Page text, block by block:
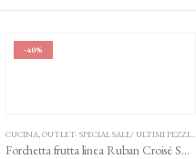
-40%
CUCINA,OUTLET- SPECIAL SALE/ ULTIMI PEZZI,
Forchetta frutta linea Ruban Croisé SAMBONET